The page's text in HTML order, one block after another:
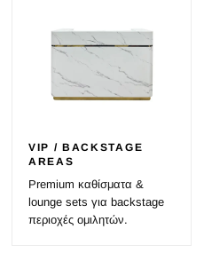
VIP / BACKSTAGE
AREAS
Premium καθίσματα &
lounge sets για backstage
περιοχές ομιλητών.